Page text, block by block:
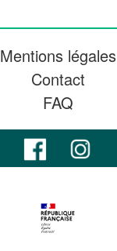
Mentions légales
Contact
FAQ